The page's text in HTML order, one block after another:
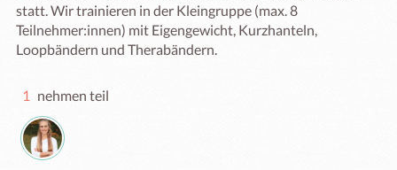
statt. Wir trainieren in der Kleingruppe (max. 8
Teilnehmer:innen) mit Eigengewicht, Kurzhanteln,
Loopbändern und Therabändern.
1 nehmen teil